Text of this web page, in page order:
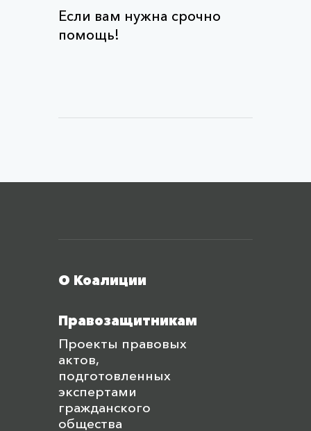
Если вам нужна срочно
помощь!
О Коалиции
Правозащитникам
Проекты правовых
актов,
подготовленных
экспертами
гражданского
общества